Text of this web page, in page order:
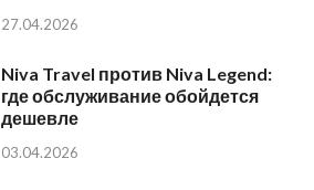
27.04.2026
Niva Travel против Niva Legend:
где обслуживание обойдется
дешевле
03.04.2026